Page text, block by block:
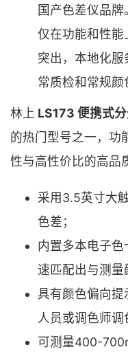
国产色差仪品
仅在功能和性
突出，本地化服
常质检和常规颜
林上 LS173 便携式
的热门型号之一，功
性与高性价比的高品
采用3.5英寸大
色差；
内置多本电子
速匹配出与测量
具有颜色偏向
人员或调色师调
可测量400-